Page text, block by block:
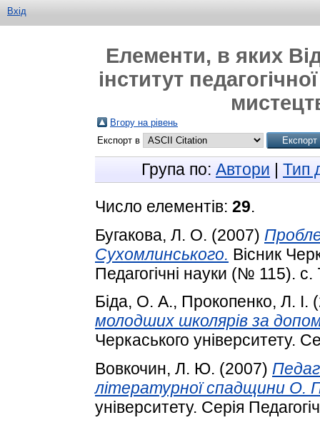
Вхід
Елементи, в яких
інститут
Вгору на рівень
Експорт в
Група по: Автори | Тип
Число елементів: 29.
Бугакова, Л. О. (2007)
Сухомлинського. Вісник
Педагогічні науки (№ 115). с.
Біда, О. А., Прокопенко, Л. І.
молодших школярів за
Черкаського університету.
Вовкочин, Л. Ю. (2007)
літературної спадщини О.
університету. Серія